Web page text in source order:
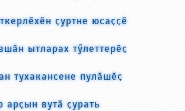
ҫуртне юсаҫҫӗ
ытларах тӳлеттерӗҫ
тухакансене пулӑшӗҫ
арҫын вутӑ ҫурать